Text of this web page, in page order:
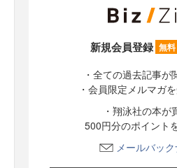
新規会員登録 無料
・全ての過去記事が
・会員限定メルマガ
・翔泳社の本が
500円分のポイント
メールバッ